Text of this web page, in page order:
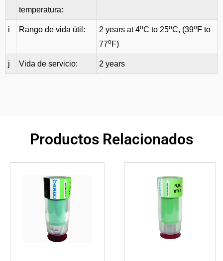
temperatura:
i Rango de vida útil: 2 years at 4oC to 25oC, (39oF to
77oF)
j Vida de servicio: 2 years
Productos Relacionados